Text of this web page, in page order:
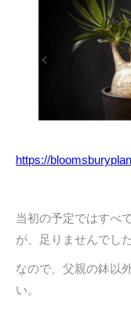
https://
当初の予定ではすべ
が、足りませんでし
なので、父親の鉢以
い。